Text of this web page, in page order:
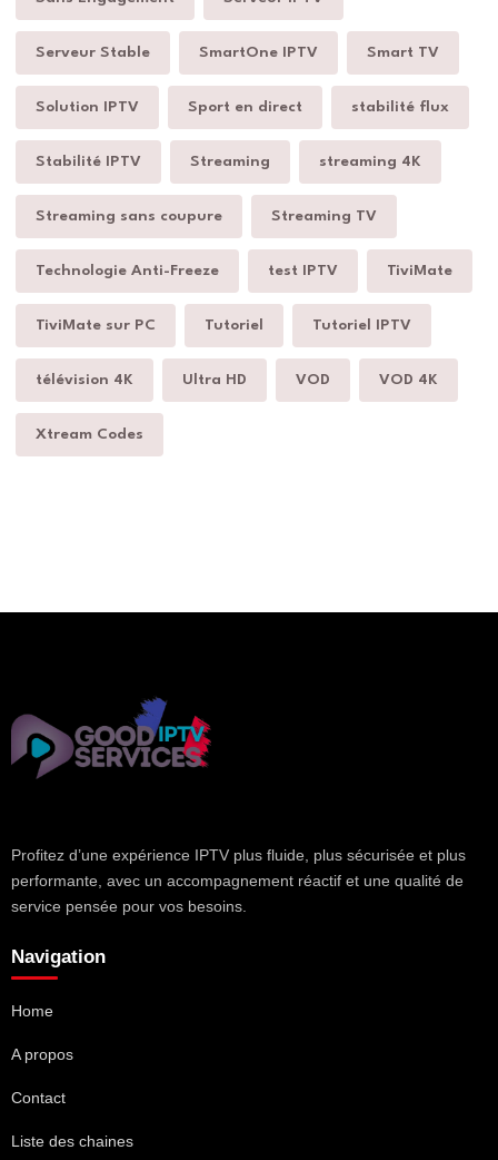
Serveur Stable SmartOne IPTV Smart TV
Solution IPTV Sport en direct stabilité flux
Stabilité IPTV Streaming streaming 4K
Streaming sans coupure Streaming TV
Technologie Anti-Freeze test IPTV TiviMate
TiviMate sur PC Tutoriel Tutoriel IPTV
télévision 4K Ultra HD VOD VOD 4K
Xtream Codes
Profitez d’une expérience IPTV plus fluide, plus sécurisée et plus
performante, avec un accompagnement réactif et une qualité de
service pensée pour vos besoins.
Navigation
Home
A propos
Contact
Liste des chaines